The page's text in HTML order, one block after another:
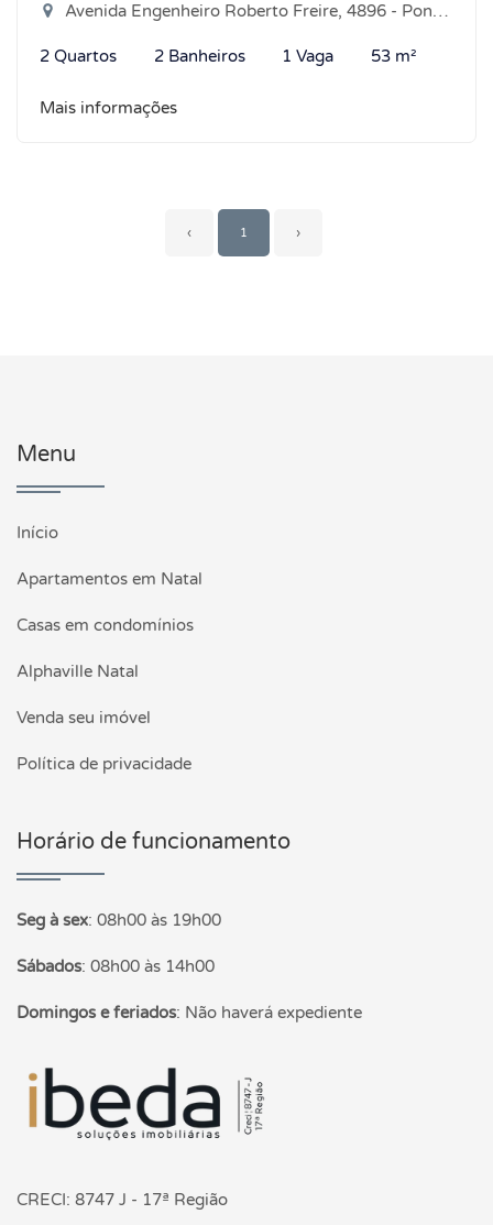
Avenida Engenheiro Roberto Freire, 4896 - Ponta Negra, Natal-RN
2 Quartos 2 Banheiros 1 Vaga 53 m²
Mais informações
‹ 1 ›
Menu
Início
Apartamentos em Natal
Casas em condomínios
Alphaville Natal
Venda seu imóvel
Política de privacidade
Horário de funcionamento
Seg à sex: 08h00 às 19h00
Sábados: 08h00 às 14h00
Domingos e feriados: Não haverá expediente
Página inicial
CRECI: 8747 J - 17ª Região